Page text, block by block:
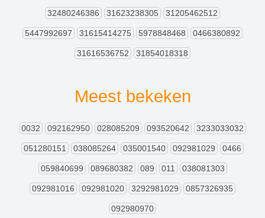
32480246386 31623238305 31205462512
5447992697 31615414275 5978848468 0466380892
31616536752 31854018318
Meest bekeken
0032 092162950 028085209 093520642 3233033032
051280151 038085264 035001540 092981029 0466
059840699 089680382 089 011 038081303
092981016 092981020 3292981029 0857326935
092980970